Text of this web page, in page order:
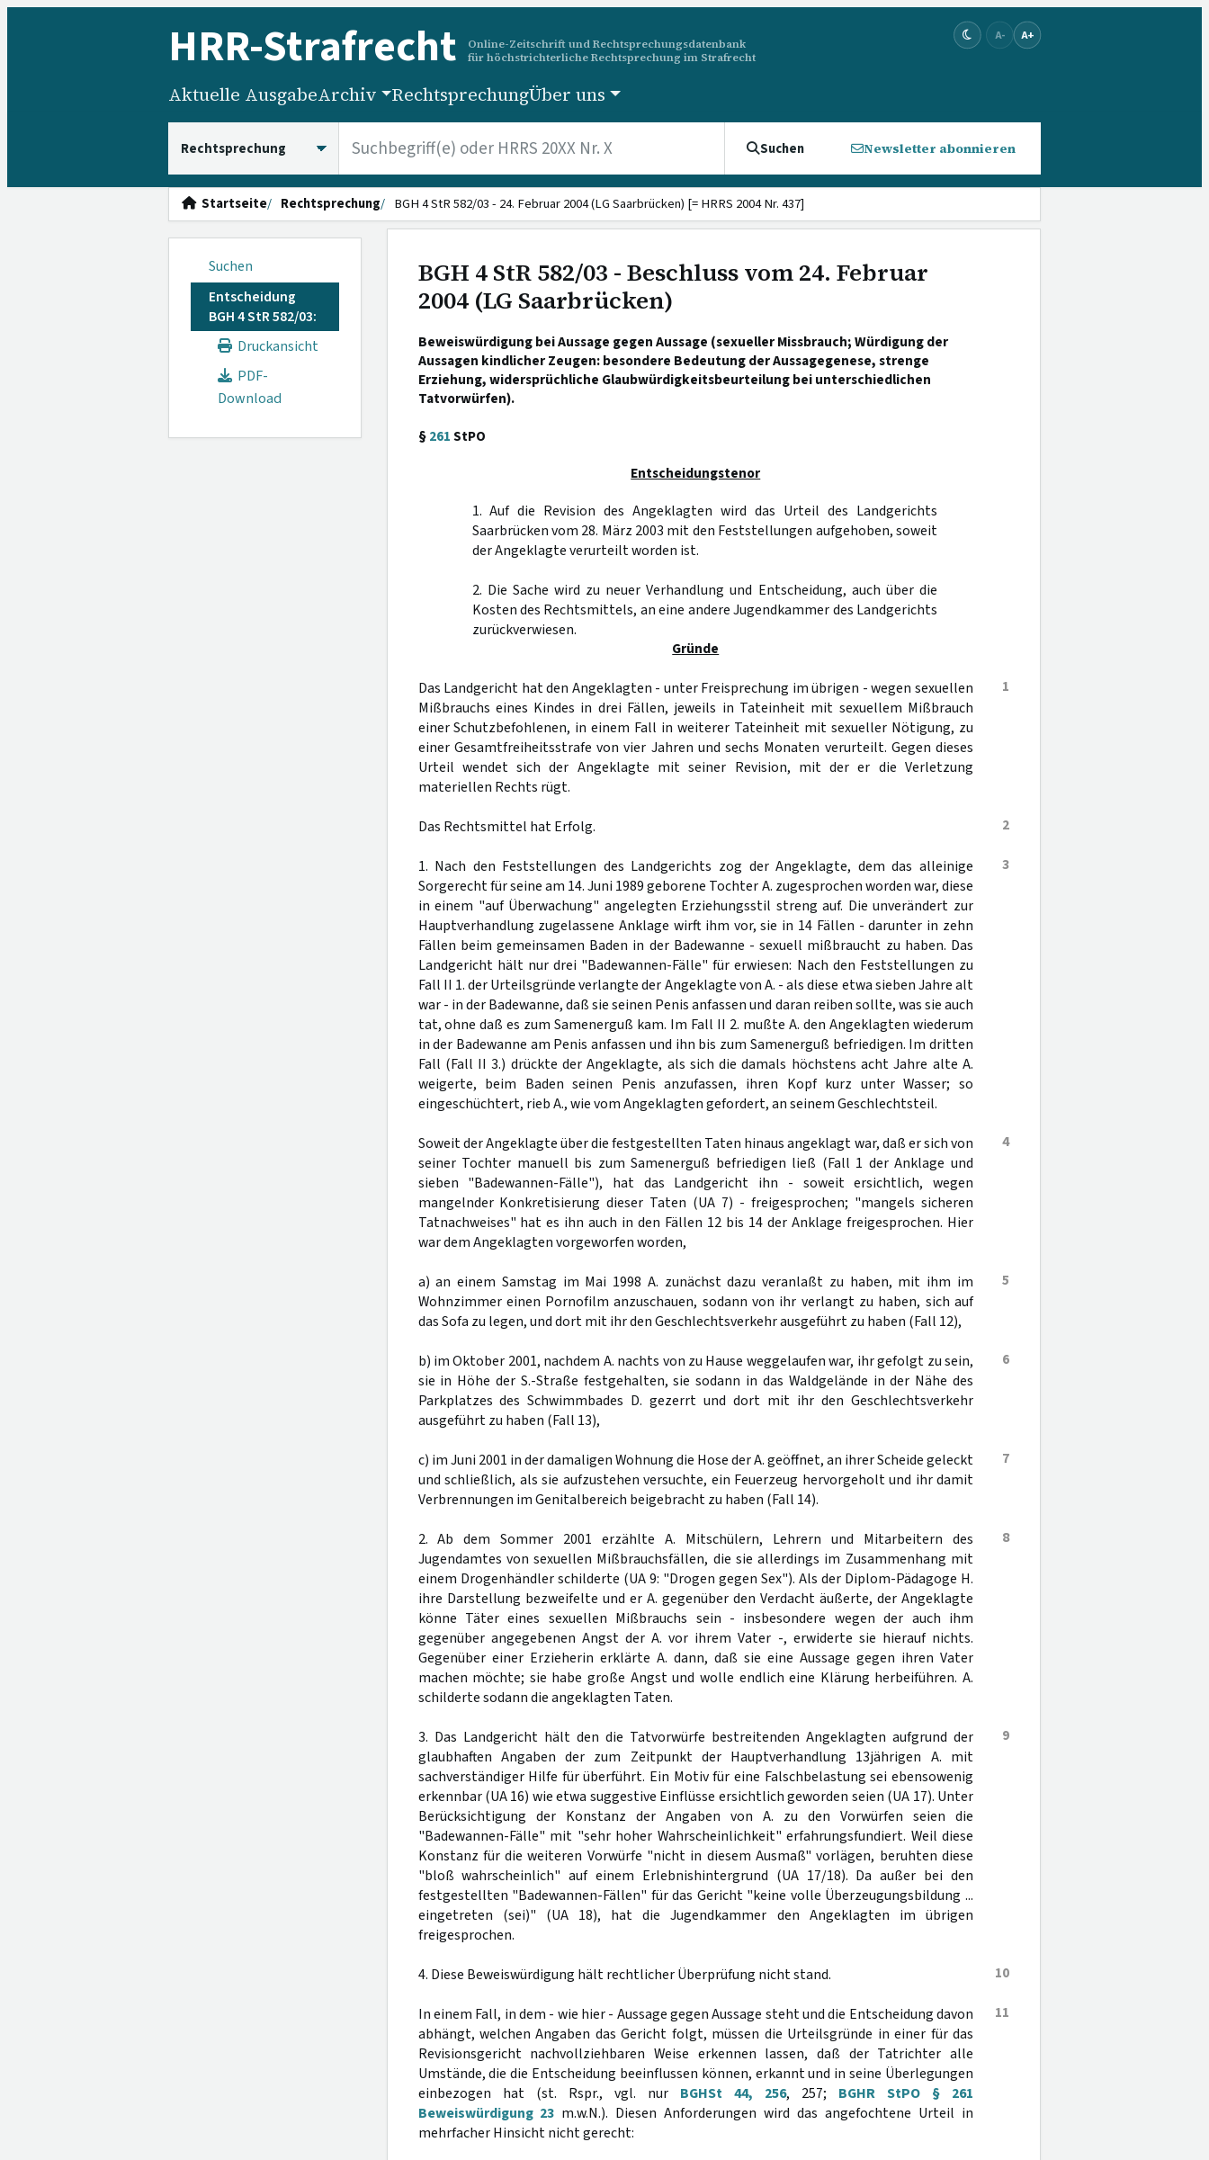
HRR-Strafrecht
Online-Zeitschrift und Rechtsprechungsdatenbank
für höchstrichterliche Rechtsprechung im Strafrecht
A- A+
Aktuelle AusgabeArchiv RechtsprechungÜber uns
Suchen Newsletter abonnieren
Startseite Rechtsprechung BGH 4 StR 582/03 - 24. Februar 2004 (LG Saarbrücken) [= HRRS 2004 Nr. 437]
Suchen
Entscheidung
BGH 4 StR 582/03:
Druckansicht
PDF-
Download
BGH 4 StR 582/03 - Beschluss vom 24. Februar
2004 (LG Saarbrücken)
Beweiswürdigung bei Aussage gegen Aussage (sexueller Missbrauch; Würdigung der
Aussagen kindlicher Zeugen: besondere Bedeutung der Aussagegenese, strenge
Erziehung, widersprüchliche Glaubwürdigkeitsbeurteilung bei unterschiedlichen
Tatvorwürfen).
§261StPO
Entscheidungstenor
1. Auf die Revision des Angeklagten wird das Urteil des Landgerichts
Saarbrücken vom 28. März 2003 mit den Feststellungen aufgehoben, soweit
der Angeklagte verurteilt worden ist.
2. Die Sache wird zu neuer Verhandlung und Entscheidung, auch über die
Kosten des Rechtsmittels, an eine andere Jugendkammer des Landgerichts
zurückverwiesen.
Gründe
1
Das Landgericht hat den Angeklagten - unter Freisprechung im übrigen - wegen sexuellen
Mißbrauchs eines Kindes in drei Fällen, jeweils in Tateinheit mit sexuellem Mißbrauch
einer Schutzbefohlenen, in einem Fall in weiterer Tateinheit mit sexueller Nötigung, zu
einer Gesamtfreiheitsstrafe von vier Jahren und sechs Monaten verurteilt. Gegen dieses
Urteil wendet sich der Angeklagte mit seiner Revision, mit der er die Verletzung
materiellen Rechts rügt.
2
Das Rechtsmittel hat Erfolg.
3
1. Nach den Feststellungen des Landgerichts zog der Angeklagte, dem das alleinige
Sorgerecht für seine am 14. Juni 1989 geborene Tochter A. zugesprochen worden war, diese
in einem "auf Überwachung" angelegten Erziehungsstil streng auf. Die unverändert zur
Hauptverhandlung zugelassene Anklage wirft ihm vor, sie in 14 Fällen - darunter in zehn
Fällen beim gemeinsamen Baden in der Badewanne - sexuell mißbraucht zu haben. Das
Landgericht hält nur drei "Badewannen-Fälle" für erwiesen: Nach den Feststellungen zu
Fall II 1. der Urteilsgründe verlangte der Angeklagte von A. - als diese etwa sieben Jahre alt
war - in der Badewanne, daß sie seinen Penis anfassen und daran reiben sollte, was sie auch
tat, ohne daß es zum Samenerguß kam. Im Fall II 2. mußte A. den Angeklagten wiederum
in der Badewanne am Penis anfassen und ihn bis zum Samenerguß befriedigen. Im dritten
Fall (Fall II 3.) drückte der Angeklagte, als sich die damals höchstens acht Jahre alte A.
weigerte, beim Baden seinen Penis anzufassen, ihren Kopf kurz unter Wasser; so
eingeschüchtert, rieb A., wie vom Angeklagten gefordert, an seinem Geschlechtsteil.
4
Soweit der Angeklagte über die festgestellten Taten hinaus angeklagt war, daß er sich von
seiner Tochter manuell bis zum Samenerguß befriedigen ließ (Fall 1 der Anklage und
sieben "Badewannen-Fälle"), hat das Landgericht ihn - soweit ersichtlich, wegen
mangelnder Konkretisierung dieser Taten (UA 7) - freigesprochen; "mangels sicheren
Tatnachweises" hat es ihn auch in den Fällen 12 bis 14 der Anklage freigesprochen. Hier
war dem Angeklagten vorgeworfen worden,
5
a) an einem Samstag im Mai 1998 A. zunächst dazu veranlaßt zu haben, mit ihm im
Wohnzimmer einen Pornofilm anzuschauen, sodann von ihr verlangt zu haben, sich auf
das Sofa zu legen, und dort mit ihr den Geschlechtsverkehr ausgeführt zu haben (Fall 12),
6
b) im Oktober 2001, nachdem A. nachts von zu Hause weggelaufen war, ihr gefolgt zu sein,
sie in Höhe der S.-Straße festgehalten, sie sodann in das Waldgelände in der Nähe des
Parkplatzes des Schwimmbades D. gezerrt und dort mit ihr den Geschlechtsverkehr
ausgeführt zu haben (Fall 13),
7
c) im Juni 2001 in der damaligen Wohnung die Hose der A. geöffnet, an ihrer Scheide geleckt
und schließlich, als sie aufzustehen versuchte, ein Feuerzeug hervorgeholt und ihr damit
Verbrennungen im Genitalbereich beigebracht zu haben (Fall 14).
8
2. Ab dem Sommer 2001 erzählte A. Mitschülern, Lehrern und Mitarbeitern des
Jugendamtes von sexuellen Mißbrauchsfällen, die sie allerdings im Zusammenhang mit
einem Drogenhändler schilderte (UA 9: "Drogen gegen Sex"). Als der Diplom-Pädagoge H.
ihre Darstellung bezweifelte und er A. gegenüber den Verdacht äußerte, der Angeklagte
könne Täter eines sexuellen Mißbrauchs sein - insbesondere wegen der auch ihm
gegenüber angegebenen Angst der A. vor ihrem Vater -, erwiderte sie hierauf nichts.
Gegenüber einer Erzieherin erklärte A. dann, daß sie eine Aussage gegen ihren Vater
machen möchte; sie habe große Angst und wolle endlich eine Klärung herbeiführen. A.
schilderte sodann die angeklagten Taten.
9
3. Das Landgericht hält den die Tatvorwürfe bestreitenden Angeklagten aufgrund der
glaubhaften Angaben der zum Zeitpunkt der Hauptverhandlung 13jährigen A. mit
sachverständiger Hilfe für überführt. Ein Motiv für eine Falschbelastung sei ebensowenig
erkennbar (UA 16) wie etwa suggestive Einflüsse ersichtlich geworden seien (UA 17). Unter
Berücksichtigung der Konstanz der Angaben von A. zu den Vorwürfen seien die
"Badewannen-Fälle" mit "sehr hoher Wahrscheinlichkeit" erfahrungsfundiert. Weil diese
Konstanz für die weiteren Vorwürfe "nicht in diesem Ausmaß" vorlägen, beruhten diese
"bloß wahrscheinlich" auf einem Erlebnishintergrund (UA 17/18). Da außer bei den
festgestellten "Badewannen-Fällen" für das Gericht "keine volle Überzeugungsbildung ...
eingetreten (sei)" (UA 18), hat die Jugendkammer den Angeklagten im übrigen
freigesprochen.
10
4. Diese Beweiswürdigung hält rechtlicher Überprüfung nicht stand.
11
In einem Fall, in dem - wie hier - Aussage gegen Aussage steht und die Entscheidung davon
abhängt, welchen Angaben das Gericht folgt, müssen die Urteilsgründe in einer für das
Revisionsgericht nachvollziehbaren Weise erkennen lassen, daß der Tatrichter alle
Umstände, die die Entscheidung beeinflussen können, erkannt und in seine Überlegungen
einbezogen hat (st. Rspr., vgl. nur BGHSt 44, 256, 257; BGHR StPO § 261
Beweiswürdigung 23 m.w.N.). Diesen Anforderungen wird das angefochtene Urteil in
mehrfacher Hinsicht nicht gerecht: